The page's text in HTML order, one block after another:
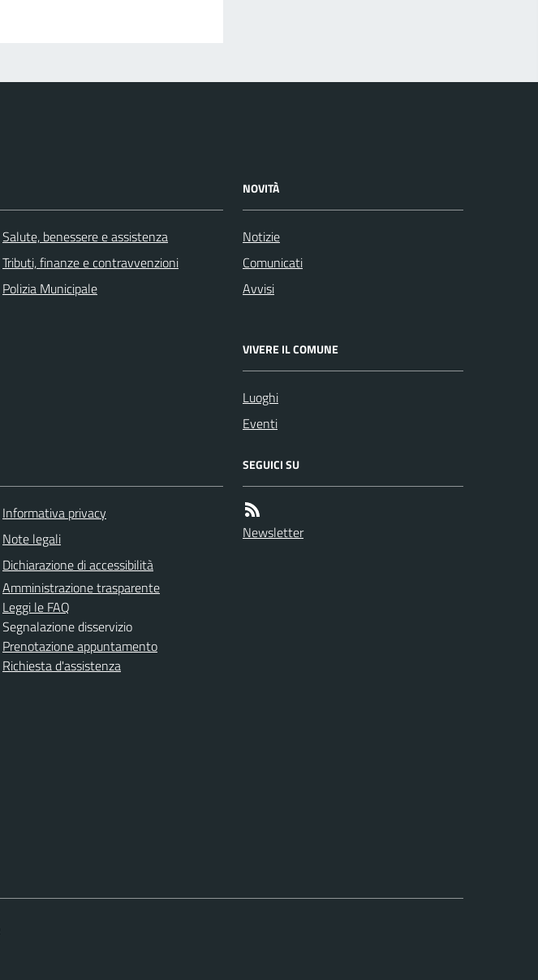
Salute, benessere e assistenza
Tributi, finanze e contravvenzioni
Polizia Municipale
NOVITÀ
Notizie
Comunicati
Avvisi
VIVERE IL COMUNE
Luoghi
Eventi
Informativa privacy
Note legali
Dichiarazione di accessibilità
Amministrazione trasparente
Leggi le FAQ
Segnalazione disservizio
Prenotazione appuntamento
Richiesta d'assistenza
SEGUICI SU
Newsletter